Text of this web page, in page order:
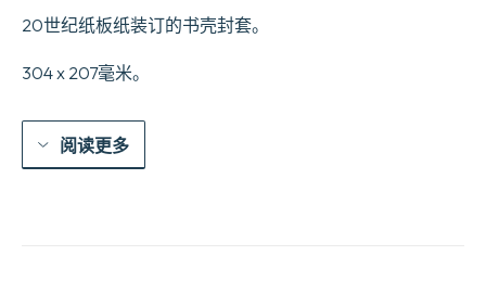
20世纪纸板纸装订的书壳封套。
304 x 207毫米。
阅读更多